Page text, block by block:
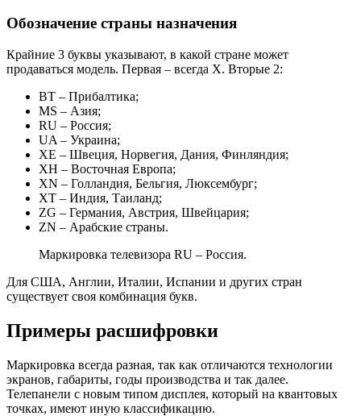
Обозначение страны назначения
Крайние 3 буквы указывают, в какой стране может
продаваться модель. Первая – всегда X. Вторые 2:
BT – Прибалтика;
MS – Азия;
RU – Россия;
UA – Украина;
XE – Швеция, Норвегия, Дания, Финляндия;
XH – Восточная Европа;
XN – Голландия, Бельгия, Люксембург;
XT – Индия, Таиланд;
ZG – Германия, Австрия, Швейцария;
ZN – Арабские страны.
Маркировка телевизора RU – Россия.
Для США, Англии, Италии, Испании и других стран
существует своя комбинация букв.
Примеры расшифровки
Маркировка всегда разная, так как отличаются технологии
экранов, габариты, годы производства и так далее.
Телепанели с новым типом дисплея, который на квантовых
точках, имеют иную классификацию.